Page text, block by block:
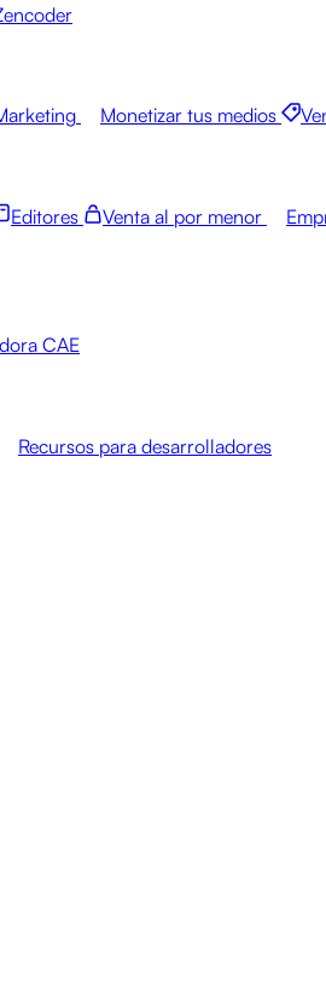
Monetizar tus medios
Editores Venta al por menor
CAE
Recursos para desarrolladores